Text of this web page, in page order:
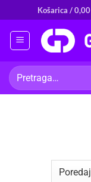
to
content
Košarica /0,00
Pretraži: